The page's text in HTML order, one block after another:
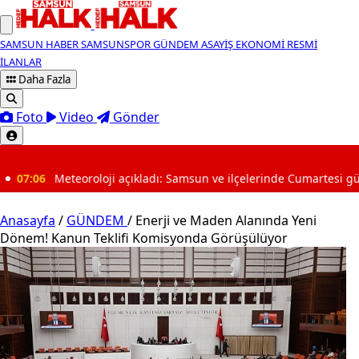
SAMSUN HABERSAMSUNSPORGÜNDEM ASAYİŞ EKONOMİ RESMİ
İLANLAR
Daha Fazla
Foto Video Gönder
açıkladı: Samsun ve ilçelerinde Cumartesi günü hava nasıl
Anasayfa / GÜNDEM / Enerji ve Maden Alanında Yeni
Dönem! Kanun Teklifi Komisyonda Görüşülüyor